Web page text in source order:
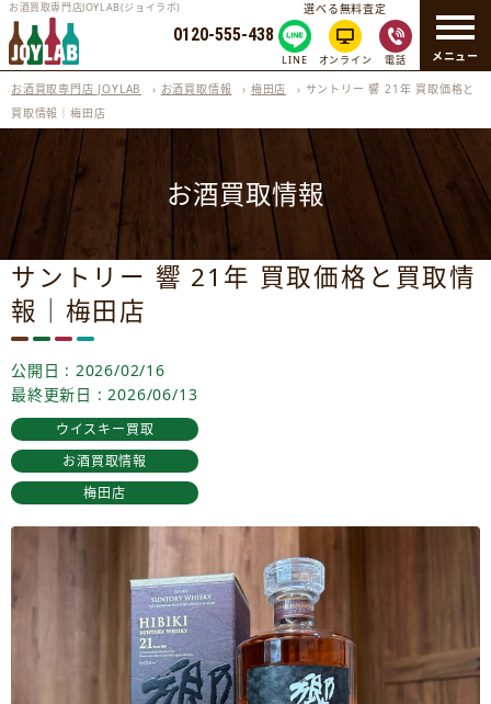
メニュー
お酒買取専門店JOYLAB(ジョイラボ)
0120-555-438
選べる無料査定
LINE オンライン 電話
お酒買取専門店 JOYLAB › お酒買取情報 › 梅田店 › サントリー 響 21年 買取価格と
買取情報｜梅田店
お酒買取情報
サントリー 響 21年 買取価格と買取情
報｜梅田店
公開日 : 2026/02/16
最終更新日 : 2026/06/13
ウイスキー買取
お酒買取情報
梅田店